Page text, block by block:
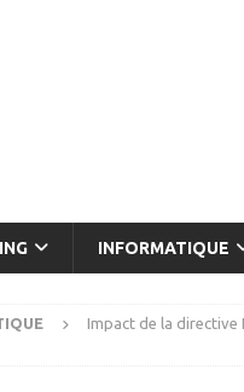
INFORMATIQUE
Impact de la directive